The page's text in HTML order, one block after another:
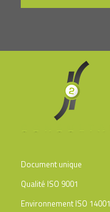
Document unique
Qualité ISO 9001
Environnement ISO 14001